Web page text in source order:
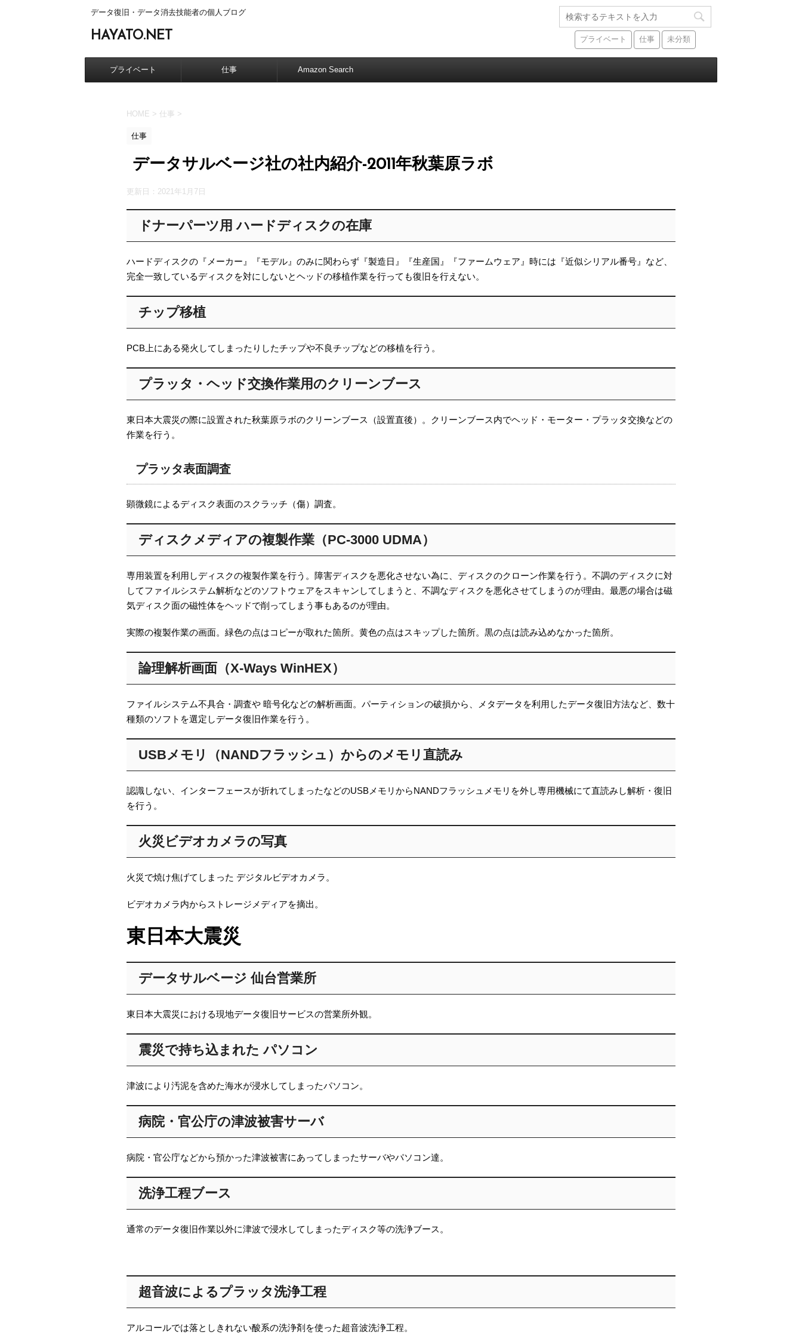
データ復旧・データ消去技能者の個人ブログ
HAYATO.NET プライベート 仕事 未分類
プライベート 仕事 Amazon Search
HOME > 仕事 >
仕事
データサルベージ社の社内紹介-2011年秋葉原ラボ
更新日： 2021年1月7日
ドナーパーツ用 ハードディスクの在庫
ハードディスクの『メーカー』『モデル』のみに関わらず『製造日』『生産国』『ファームウェア』時には『近似シリアル番号』など、
完全一致しているディスクを対にしないとヘッドの移植作業を行っても復旧を行えない。
チップ移植
PCB上にある発火してしまったりしたチップや不良チップなどの移植を行う。
プラッタ・ヘッド交換作業用のクリーンブース
東日本大震災の際に設置された秋葉原ラボのクリーンブース（設置直後）。クリーンブース内でヘッド・モーター・プラッタ交換などの
作業を行う。
プラッタ表面調査
顕微鏡によるディスク表面のスクラッチ（傷）調査。
ディスクメディアの複製作業（PC-3000 UDMA）
専用装置を利用しディスクの複製作業を行う。障害ディスクを悪化させない為に、ディスクのクローン作業を行う。不調のディスクに対
してファイルシステム解析などのソフトウェアをスキャンしてしまうと、不調なディスクを悪化させてしまうのが理由。最悪の場合は磁
気ディスク面の磁性体をヘッドで削ってしまう事もあるのが理由。
実際の複製作業の画面。緑色の点はコピーが取れた箇所。黄色の点はスキップした箇所。黒の点は読み込めなかった箇所。
論理解析画面（X-Ways WinHEX）
ファイルシステム不具合・調査や 暗号化などの解析画面。パーティションの破損から、メタデータを利用したデータ復旧方法など、数十
種類のソフトを選定しデータ復旧作業を行う。
USBメモリ（NANDフラッシュ）からのメモリ直読み
認識しない、インターフェースが折れてしまったなどのUSBメモリからNANDフラッシュメモリを外し専用機械にて直読みし解析・復旧
を行う。
火災ビデオカメラの写真
火災で焼け焦げてしまった デジタルビデオカメラ。
ビデオカメラ内からストレージメディアを摘出。
東日本大震災
データサルベージ 仙台営業所
東日本大震災における現地データ復旧サービスの営業所外観。
震災で持ち込まれた パソコン
津波により汚泥を含めた海水が浸水してしまったパソコン。
病院・官公庁の津波被害サーバ
病院・官公庁などから預かった津波被害にあってしまったサーバやパソコン達。
洗浄工程ブース
通常のデータ復旧作業以外に津波で浸水してしまったディスク等の洗浄ブース。
超音波によるプラッタ洗浄工程
アルコールでは落としきれない酸系の洗浄剤を使った超音波洗浄工程。